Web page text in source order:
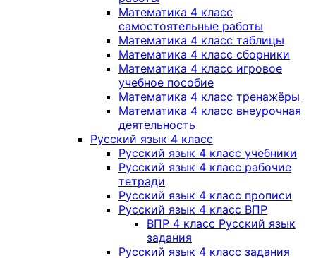
Математика 4 класс
самостоятельные работы
Математика 4 класс таблицы
Математика 4 класс сборники
Математика 4 класс игровое
учебное пособие
Математика 4 класс тренажёры
Математика 4 класс внеурочная
деятельность
Русский язык 4 класс
Русский язык 4 класс учебники
Русский язык 4 класс рабочие
тетради
Русский язык 4 класс прописи
Русский язык 4 класс ВПР
ВПР 4 класс Русский язык
задания
Русский язык 4 класс задания